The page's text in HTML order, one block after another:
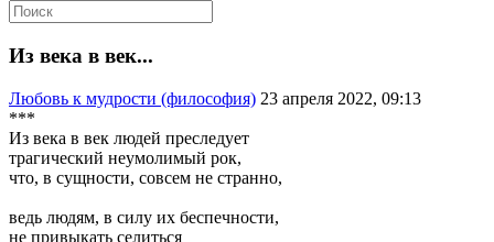
Из века в век...
Любовь к мудрости (философия) 23 апреля 2022, 09:13
***
Из века в век людей преследует
трагический неумолимый рок,
что, в сущности, совсем не странно,
ведь людям, в силу их беспечности,
не привыкать селиться